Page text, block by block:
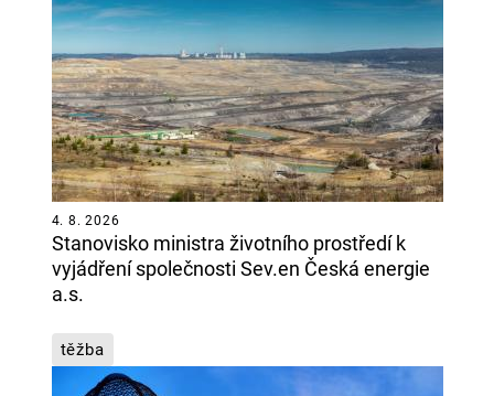
Stanovisko ministra životního prostředí k
vyjádření společnosti Sev.en Česká energie
a.s.
4. 8. 2026
těžba